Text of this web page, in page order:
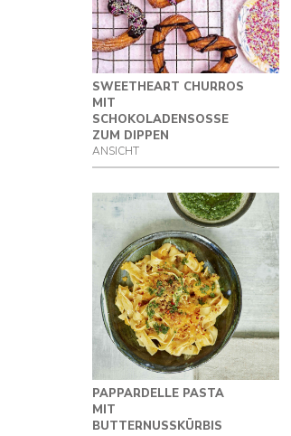
SWEETHEART CHURROS
MIT
SCHOKOLADENSOSSE
ZUM DIPPEN
ANSICHT
PAPPARDELLE PASTA
MIT
BUTTERNUSSKÜRBIS